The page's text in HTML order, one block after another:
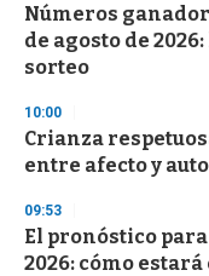
Números
de agosto de
sorteo
10:00
Crianza
entre afecto y
09:53
El pronóstico
2026: cómo